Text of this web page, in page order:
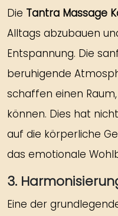
Die Tantra Massage
Alltags abzubauen
Entspannung. Die
beruhigende
schaffen einen
können. Dies hat
auf die körperliche
das emotionale
3.
Eine der